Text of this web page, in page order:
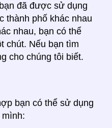
đã được sử dụng
thành phố khác nhau
nhau, bạn có thể
chút. Nếu bạn tìm
cho chúng tôi biết.
bạn có thể sử dụng